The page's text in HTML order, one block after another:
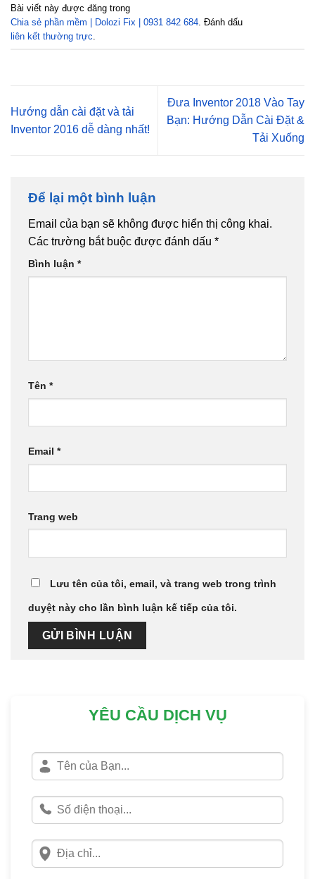
Bài viết này được đăng trong
Chia sẻ phần mềm | Dolozi Fix | 0931 842 684 . Đánh dấu
liên kết thường trực
Hướng dẫn cài đặt và tải
Inventor 2016 dễ dàng nhất!
Đưa Inventor 2018 Vào Tay
Bạn: Hướng Dẫn Cài Đặt &
Tải Xuống
Để lại một bình luận
Email của bạn sẽ không được hiển thị công khai.
Các trường bắt buộc được đánh dấu *
Bình luận *
Tên *
Email *
Trang web
Lưu tên của tôi, email, và trang web trong trình
duyệt này cho lần bình luận kế tiếp của tôi.
YÊU CẦU DỊCH VỤ